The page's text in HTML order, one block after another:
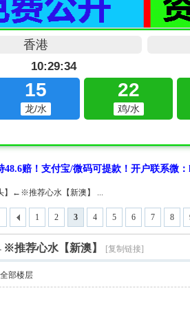
48.6赔！支付宝/微码可提款！开户联系微：
】←※推荐心水【新澳】 ...
1 2 3 4 5 6 7 8
推荐心水【新澳】 [复制链接]
部楼层